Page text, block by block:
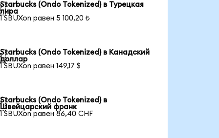
Starbucks (Ondo Tokenized) в Турецкая
лира
1 SBUXon равен 5 100,20 ₺
Starbucks (Ondo Tokenized) в Канадский
доллар
1 SBUXon равен 149,17 $
Starbucks (Ondo Tokenized) в
Швейцарский франк
1 SBUXon равен 86,40 CHF